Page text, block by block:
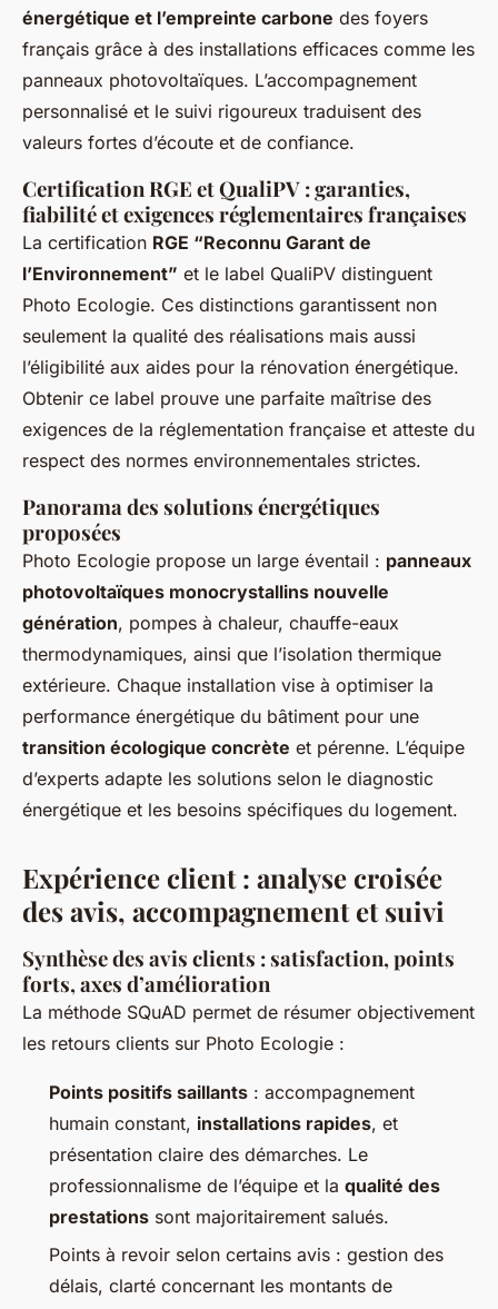
énergétique et l’empreinte carbone des foyers
français grâce à des installations efficaces comme les
panneaux photovoltaïques. L’accompagnement
personnalisé et le suivi rigoureux traduisent des
valeurs fortes d’écoute et de confiance.
Certification RGE et QualiPV : garanties,
fiabilité et exigences réglementaires françaises
La certification RGE “Reconnu Garant de
l’Environnement” et le label QualiPV distinguent
Photo Ecologie. Ces distinctions garantissent non
seulement la qualité des réalisations mais aussi
l’éligibilité aux aides pour la rénovation énergétique.
Obtenir ce label prouve une parfaite maîtrise des
exigences de la réglementation française et atteste du
respect des normes environnementales strictes.
Panorama des solutions énergétiques
proposées
Photo Ecologie propose un large éventail : panneaux
photovoltaïques monocrystallins nouvelle
génération, pompes à chaleur, chauffe-eaux
thermodynamiques, ainsi que l’isolation thermique
extérieure. Chaque installation vise à optimiser la
performance énergétique du bâtiment pour une
transition écologique concrète et pérenne. L’équipe
d’experts adapte les solutions selon le diagnostic
énergétique et les besoins spécifiques du logement.
Expérience client : analyse croisée
des avis, accompagnement et suivi
Synthèse des avis clients : satisfaction, points
forts, axes d’amélioration
La méthode SQuAD permet de résumer objectivement
les retours clients sur Photo Ecologie :
Points positifs saillants : accompagnement
humain constant, installations rapides, et
présentation claire des démarches. Le
professionnalisme de l’équipe et la qualité des
prestations sont majoritairement salués.
Points à revoir selon certains avis : gestion des
délais, clarté concernant les montants de